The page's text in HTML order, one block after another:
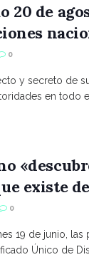
20 de
0
y secreto de
en todo
existe
0
19 de junio,
Único de